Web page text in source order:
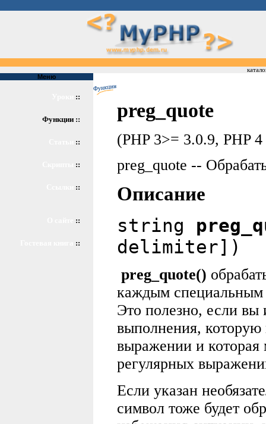
Меню
::
Функции ::
::
::
::
::
::
preg_quote
(PHP 3>= 3.0.9, PHP
preg_quote --
Описание
string
delimiter])
preg_quote()
каждым специальным
Это полезно, если вы
выполнения, которую
выражении и
регулярных
Если указан
символ тоже будет